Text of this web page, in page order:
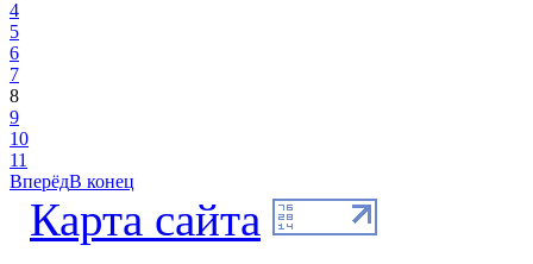
4
5
6
7
8
9
10
11
ВперёдВ конец
Карта сайта